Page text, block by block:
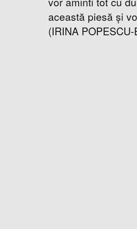
această piesă şi
(IRINA